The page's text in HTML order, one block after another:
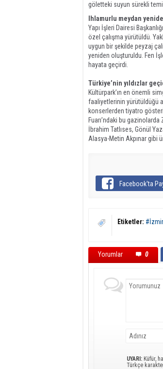
göletteki suyun sürekli
Ihlamurlu meydan
Yapı İşleri Dairesi
özel çalışma yürütüldü.
uygun bir şekilde peyzaj
yeniden oluşturuldu. Fen
hayata geçirdi.
Türkiye’nin yıldızlar
Kültürpark’ın en önemli
faaliyetlerinin yürütüldüğü
konserlerden tiyatro
Fuarı’ndaki bu
İbrahim Tatlıses, Gönül
Alasya-Metin Akpınar gibi
Facebook'ta
Etiketler:
Yorumlar 0
UYARI: Küfür,
Türkçe